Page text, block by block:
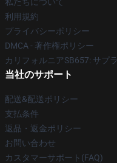
利用規約
プライバシーポリシー
DMCA - 著作権ポリシー
カリフォルニアSB657: サプ
当社のサポート
配送&配送ポリシー
支払条件
返品・返金ポリシー
お問い合わせ
カスタマーサポート(FAQ)